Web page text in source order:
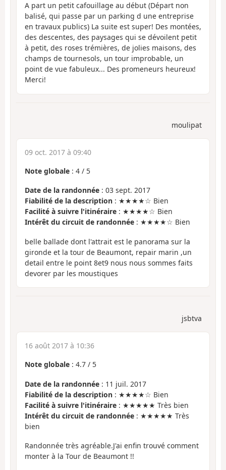
A part un petit cafouillage au début (Départ non
balisé, qui passe par un parking d une entreprise
en travaux publics) La suite est super! Des montées,
des descentes, des paysages qui se dévoilent petit
à petit, des roses trémières, de jolies maisons, des
champs de tournesols, un tour improbable, un
point de vue fabuleux... Des promeneurs heureux!
Merci!
moulipat
09 oct. 2017 à 09:40
Note globale : 4 / 5
Date de la randonnée : 03 sept. 2017
Fiabilité de la description : ★★★★☆ Bien
Facilité à suivre l'itinéraire : ★★★★☆ Bien
Intérêt du circuit de randonnée : ★★★★☆ Bien
belle ballade dont l'attrait est le panorama sur la
gironde et la tour de Beaumont, repair marin ,un
detail entre le point 8et9 nous nous sommes faits
devorer par les moustiques
jsbtva
16 août 2017 à 10:36
Note globale : 4.7 / 5
Date de la randonnée : 11 juil. 2017
Fiabilité de la description : ★★★★☆ Bien
Facilité à suivre l'itinéraire : ★★★★★ Très bien
Intérêt du circuit de randonnée : ★★★★★ Très
bien
Randonnée très agréable.J'ai enfin trouvé comment
monter à la Tour de Beaumont !!